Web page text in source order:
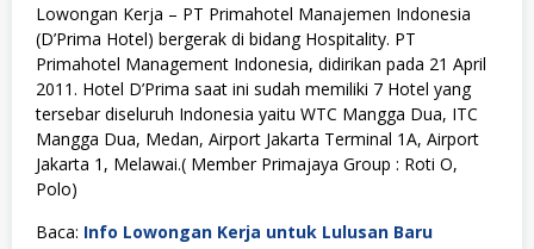
Lowongan Kerja – PT Primahotel Manajemen Indonesia
(D’Prima Hotel) bergerak di bidang Hospitality. PT
Primahotel Management Indonesia, didirikan pada 21 April
2011. Hotel D’Prima saat ini sudah memiliki 7 Hotel yang
tersebar diseluruh Indonesia yaitu WTC Mangga Dua, ITC
Mangga Dua, Medan, Airport Jakarta Terminal 1A, Airport
Jakarta 1, Melawai.( Member Primajaya Group : Roti O,
Polo)
Baca: Info Lowongan Kerja untuk Lulusan Baru